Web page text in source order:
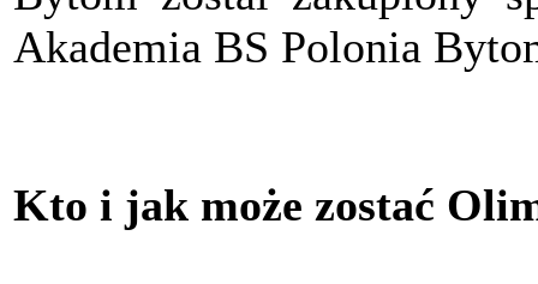
Akademia BS Polonia
Kto i jak może zostać